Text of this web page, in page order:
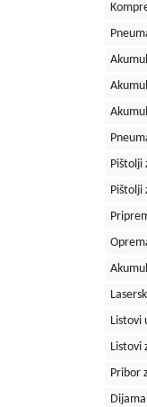
Pištolji
Pištolji
Listovi
Listovi
Pribor